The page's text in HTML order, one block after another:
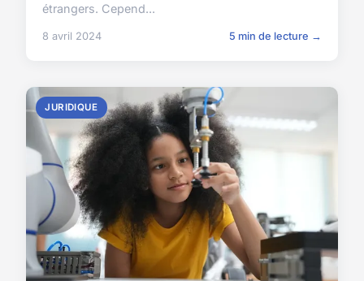
étrangers. Cepend...
8 avril 2024 5 min de lecture →
JURIDIQUE